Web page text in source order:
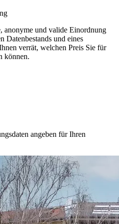
anonyme und valide Einordnung
Datenbestands und eines
verrät, welchen Preis Sie für
können.
angeben für Ihren